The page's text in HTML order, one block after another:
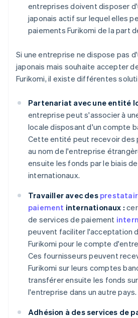
entreprises doivent disposer
japonais actif sur lequel elles
paiements Furikomi de la part
Si une entreprise ne dispose pas
japonais mais souhaite accepter
Furikomi, il existe différentes
Partenariat avec une entité
entreprise peut s'associer à
locale disposant d'un compte
Cette entité peut recevoir des
au nom de l'entreprise
ensuite les fonds par le biais
internationaux.
Travailler avec des
paiement internationaux :
de services de paiement
peuvent faciliter l'acceptation
Furikomi pour le compte
Ces fournisseurs peuvent
Furikomi sur leurs comptes
transférer ensuite les fonds
l'entreprise dans un autre pays.
Adhésion à des services de